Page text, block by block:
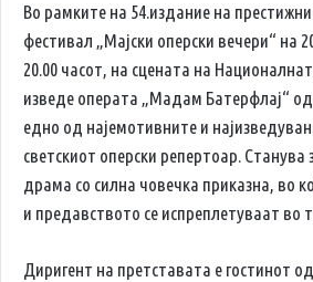
Во рамките на 54.издание на
фестивал „Мајски оперски вечери“ на
20.00 часот, на сцената на
изведе операта „Мадам Батерфлај“
едно од најемотивните и
светскиот оперски репертоар. Станува
драма со силна човечка приказна, во
и предавството се испреплетуваат во
Диригент на претставата е гостинот